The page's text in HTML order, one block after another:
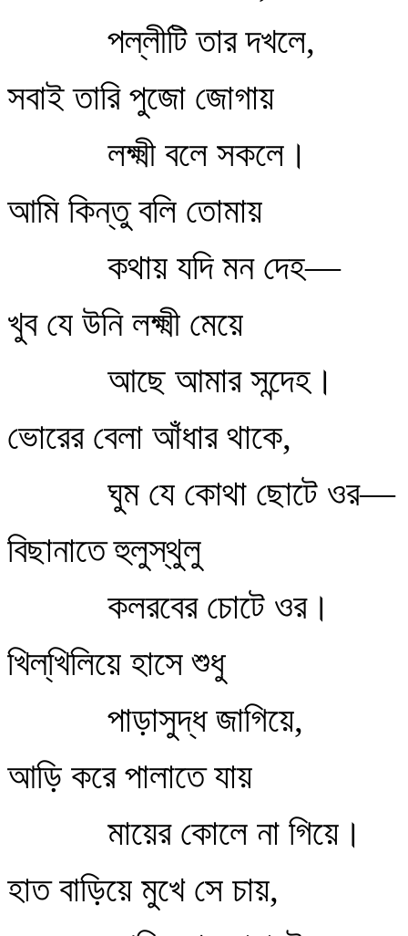
পল্লীটি তার দখলে,
সবাই তারি পুজো জোগায়
লক্ষ্মী বলে সকলে।
আমি কিন্তু বলি তোমায়
কথায় যদি মন দেহ—
খুব যে উনি লক্ষ্মী মেয়ে
আছে আমার সন্দেহ।
ভোরের বেলা আঁধার থাকে,
ঘুম যে কোথা ছোটে ওর—
বিছানাতে হুলুস্থুলু
কলরবের চোটে ওর।
খিল্‌খিলিয়ে হাসে শুধু
পাড়াসুদ্ধ জাগিয়ে,
আড়ি করে পালাতে যায়
মায়ের কোলে না গিয়ে।
হাত বাড়িয়ে মুখে সে চায়,